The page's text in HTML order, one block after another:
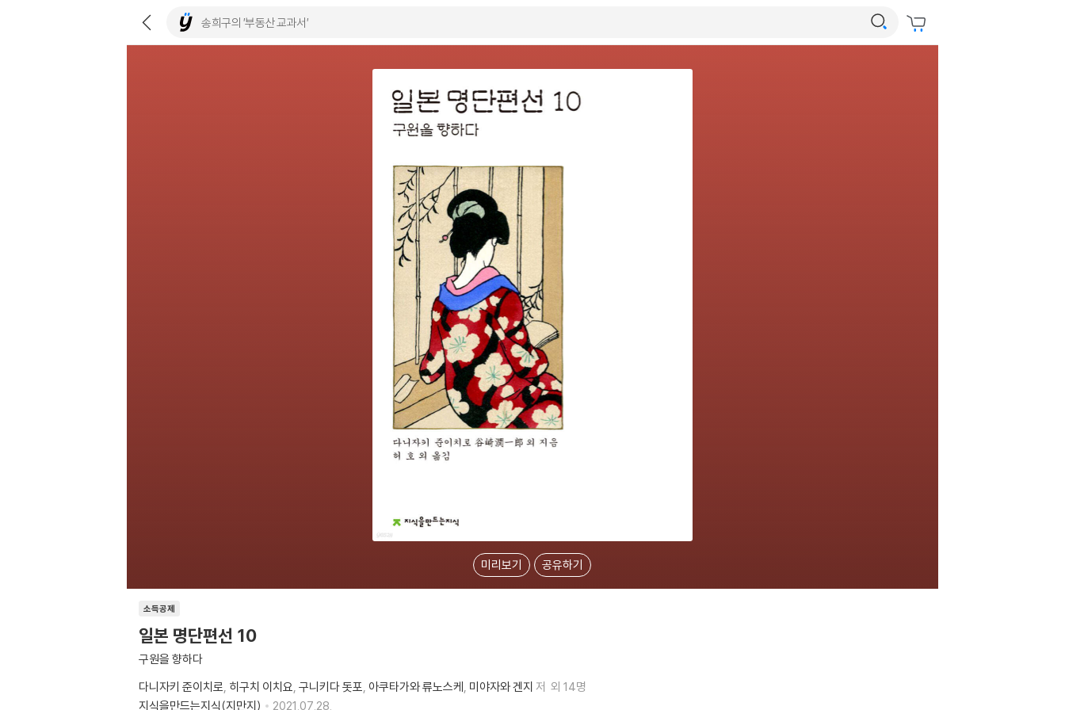
미리보기 공유하기
소득공제
일본 명단편선 10
구원을 향하다
다니자키 준이치로 히구치 이치요 구니키다 돗포 아쿠타가와 류노스케 미야자와 겐지 저 외 14명
지식을만드는지식(지만지)
2021.07.28.